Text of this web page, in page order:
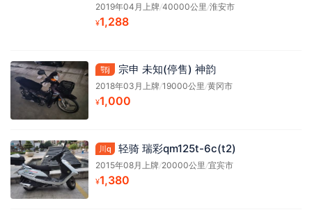
2019年04月上牌/40000公里 /淮安市
¥1,288
鄂j 宗申 未知(停售) 神韵
2018年03月上牌/19000公里 /黄冈市
¥1,000
川q 轻骑 瑞彩qm125t-6c(t2)
2015年08月上牌/20000公里 /宜宾市
¥1,380